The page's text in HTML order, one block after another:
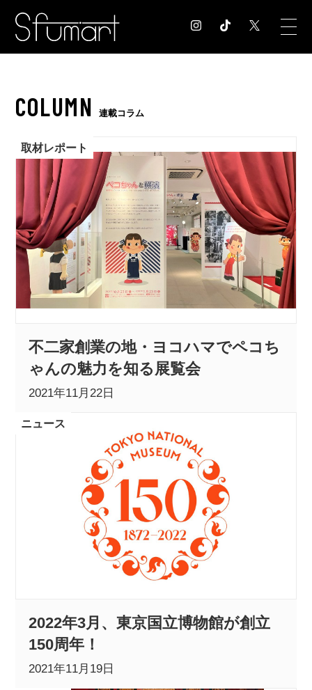
COLUMN
EXHIBITION
MUSEUM 美術館情報
NEWS お知らせ
CONTACT お問合せ
POLICY COMPANY
COLUMN 連載コラム
取材レポート
不二家創業の地・ヨコハマでペコち
ゃんの魅力を知る展覧会
2021年11月22日
ニュース
2022年3月、東京国立博物館が創立
150周年！
2021年11月19日